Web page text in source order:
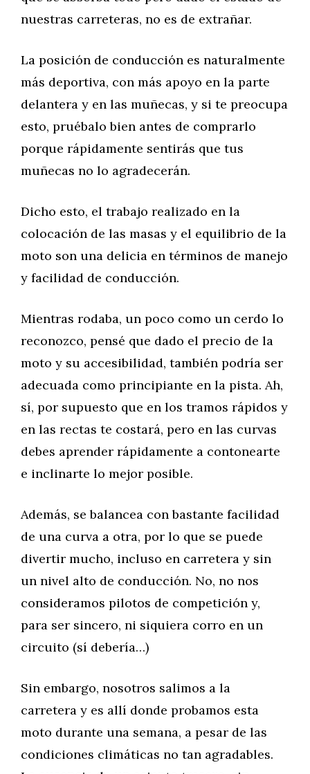
nuestras carreteras, no es de extrañar.
La posición de conducción es naturalmente
más deportiva, con más apoyo en la parte
delantera y en las muñecas, y si te preocupa
esto, pruébalo bien antes de comprarlo
porque rápidamente sentirás que tus
muñecas no lo agradecerán.
Dicho esto, el trabajo realizado en la
colocación de las masas y el equilibrio de la
moto son una delicia en términos de manejo
y facilidad de conducción.
Mientras rodaba, un poco como un cerdo lo
reconozco, pensé que dado el precio de la
moto y su accesibilidad, también podría ser
adecuada como principiante en la pista. Ah,
sí, por supuesto que en los tramos rápidos y
en las rectas te costará, pero en las curvas
debes aprender rápidamente a contonearte
e inclinarte lo mejor posible.
Además, se balancea con bastante facilidad
de una curva a otra, por lo que se puede
divertir mucho, incluso en carretera y sin
un nivel alto de conducción. No, no nos
consideramos pilotos de competición y,
para ser sincero, ni siquiera corro en un
circuito (sí debería…)
Sin embargo, nosotros salimos a la
carretera y es allí donde probamos esta
moto durante una semana, a pesar de las
condiciones climáticas no tan agradables.